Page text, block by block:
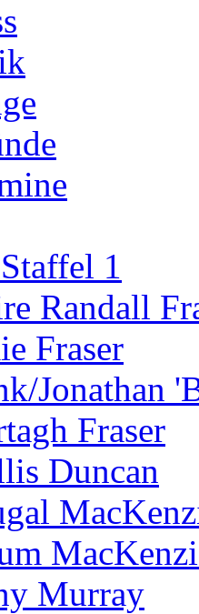
1
Randall
Fraser
Jonathan
Fraser
Duncan
Murray